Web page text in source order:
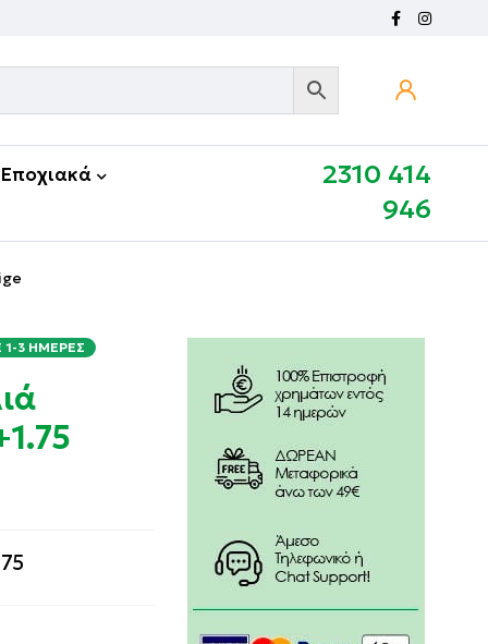
Εποχιακά
2310 414
946
3 ΗΜΈΡΕΣ